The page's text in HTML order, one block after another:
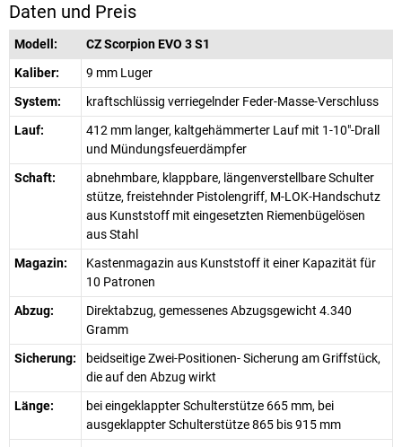
Daten und Preis
Modell:
CZ Scorpion EVO 3 S1
Kaliber:
9 mm Luger
System:
kraftschlüssig verriegelnder Feder-Masse-Verschluss
Lauf:
412 mm langer, kaltgehämmerter Lauf mit 1-10"-Drall
und Mündungsfeuerdämpfer
Schaft:
abnehmbare, klappbare, längenverstellbare Schulter
stütze, freistehnder Pistolengriff, M-LOK-Handschutz
aus Kunststoff mit eingesetzten Riemenbügelösen
aus Stahl
Magazin:
Kastenmagazin aus Kunststoff it einer Kapazität für
10 Patronen
Abzug:
Direktabzug, gemessenes Abzugsgewicht 4.340
Gramm
Sicherung:
beidseitige Zwei-Positionen- Sicherung am Griffstück,
die auf den Abzug wirkt
Länge:
bei eingeklappter Schulterstütze 665 mm, bei
ausgeklappter Schulterstütze 865 bis 915 mm